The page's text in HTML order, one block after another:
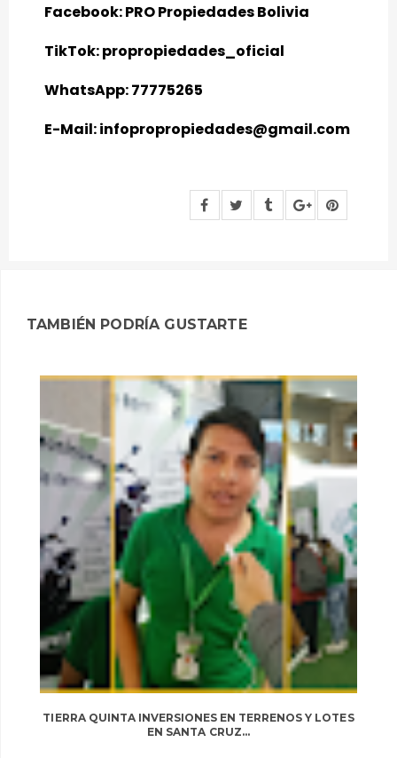
Facebook: PRO Propiedades Bolivia
TikTok: propropiedades_oficial
WhatsApp: 77775265
E-Mail: infopropropiedades@gmail.com
TAMBIÉN PODRÍA GUSTARTE
TIERRA QUINTA INVERSIONES EN TERRENOS Y LOTES
EN SANTA CRUZ...